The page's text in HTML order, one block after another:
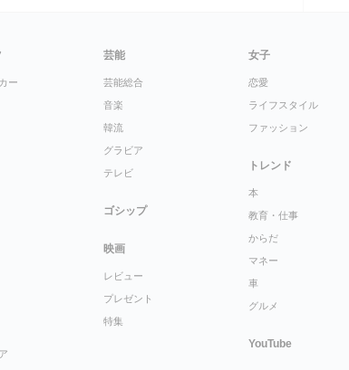
ー
芸能
芸能総合
音楽
韓流
グラビア
テレビ
ゴシップ
映画
レビュー
プレゼント
特集
女子
恋愛
ライフスタイル
ファッション
トレンド
本
教育・仕事
からだ
マネー
車
グルメ
YouTube